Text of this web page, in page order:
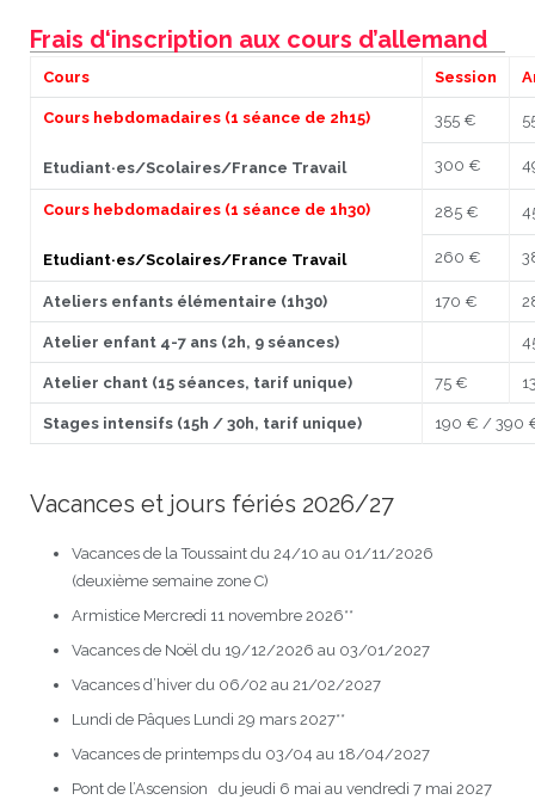
Frais d‘inscription aux cours d’allemand
Cours Session
Cours hebdomadaires (1 séance de 2h15)
Etudiant·es/Scolaires/France Travail
355 €
300 €
Cours hebdomadaires (1 séance de 1h30)
Etudiant·es/Scolaires/France Travail
285 €
260 €
Ateliers enfants élémentaire (1h30) 170 €
Atelier enfant 4-7 ans (2h, 9 séances)
Atelier chant (15 séances, tarif unique) 75 €
Stages intensifs (15h / 30h, tarif unique) 190 € / 390
Vacances et jours fériés 2026/27
Vacances de la Toussaint du 24/10 au 01/11/2026
(deuxième semaine zone C)
Armistice Mercredi 11 novembre 2026**
Vacances de Noël du 19/12/2026 au 03/01/2027
Vacances d’hiver du 06/02 au 21/02/2027
Lundi de Pâques Lundi 29 mars 2027**
Vacances de printemps du 03/04 au 18/04/2027
Pont de l’Ascension du jeudi 6 mai au vendredi 7 mai 2027